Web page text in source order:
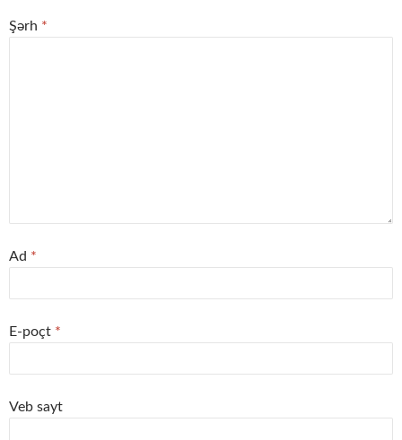
Şərh *
Ad *
E-poçt *
Veb sayt